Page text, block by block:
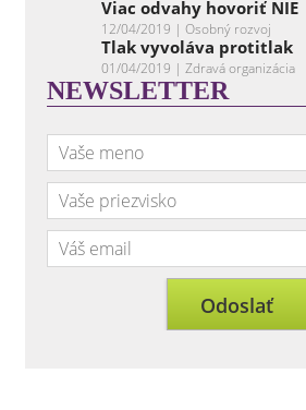
Viac odvahy hovoriť NIE
12/04/2019 | Osobný rozvoj
Tlak vyvoláva protitlak
01/04/2019 | Zdravá organizácia
NEWSLETTER